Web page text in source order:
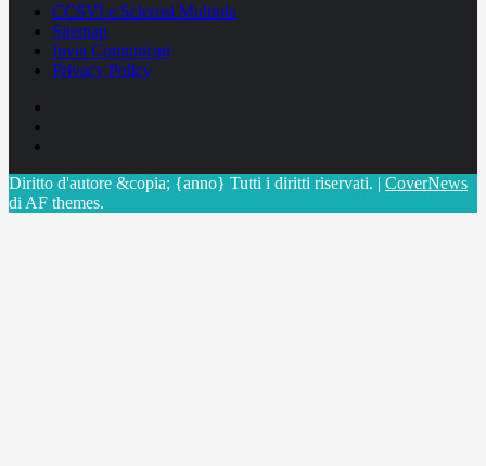
CCSVI e Sclerosi Multipla
Sitemap
Invia Comunicati
Privacy Policy
Diritto d'autore &copia; {anno} Tutti i diritti riservati. | CoverNews
di AF themes.